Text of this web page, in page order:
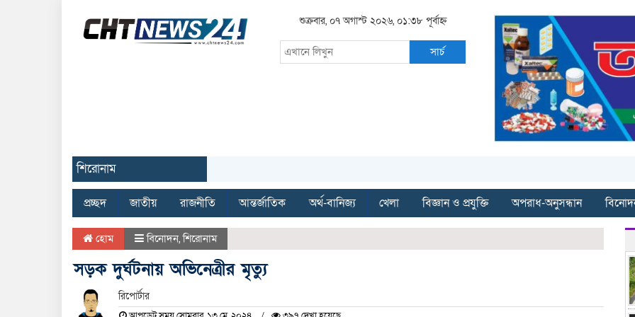
শুক্রবার, ০৭ অগাস্ট ২০২৬, ০১:৩৮ পূর্বাহ্ন
সার্চ
শিরোনাম
প্রচ্ছদ জাতীয় রাজনীতি আন্তর্জাতিক অর্থ-বানিজ্য খেলা বিজ্ঞান ও প্রযুক্তি অপরাধ-অনুসন্ধান
হোম বিনোদন,শিরোনাম
সড়ক দুর্ঘটনায় অভিনেত্রীর মৃত্যু
রিপোর্টার